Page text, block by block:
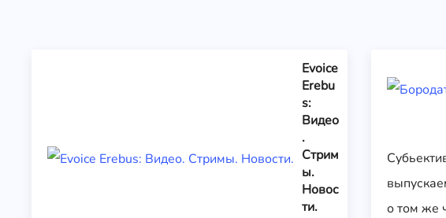
Evoice
Erebu
s:
Видео
.
Стрим
ы.
Новос
ти.
о том же